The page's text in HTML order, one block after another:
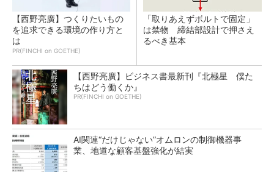
【西野亮廣】つくりたいもの
を追求できる環境の作り方と
は
PR(FINCHI on GOETHE)
「取りあえずボルトで固定」
は禁物 締結部設計で押さえ
るべき基本
【西野亮廣】ビジネス書最新刊『北極星 僕た
ちはどう働くか』
PR(FINCHI on GOETHE)
AI関連“だけじゃない”オムロンの制御機器事
業、地道な顧客基盤強化が結実